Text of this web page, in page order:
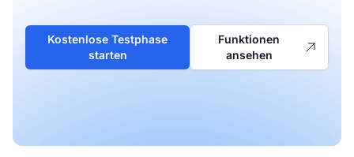
Kostenlose Testphase
starten
Funktionen
ansehen